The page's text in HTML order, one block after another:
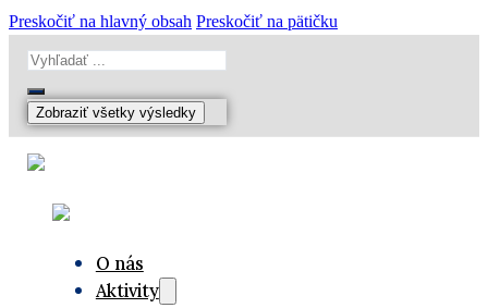
Preskočiť na hlavný obsah Preskočiť na pätičku
Search
...
Zobraziť všetky výsledky
O nás
Aktivity